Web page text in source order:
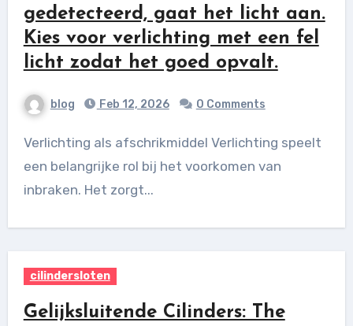
gedetecteerd, gaat het licht aan.
Kies voor verlichting met een fel
licht zodat het goed opvalt.
blog Feb 12, 2026 0 Comments
Verlichting als afschrikmiddel Verlichting speelt
een belangrijke rol bij het voorkomen van
inbraken. Het zorgt...
cilindersloten
Gelijksluitende Cilinders: The